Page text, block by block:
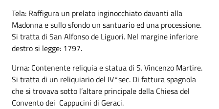
Tela: Raffigura un prelato inginocchiato davanti alla
Madonna e sullo sfondo un santuario ed una processione.
Si tratta di San Alfonso de Liguori. Nel margine inferiore
destro si legge: 1797.
Urna: Contenente reliquia e statua di S. Vincenzo Martire.
Si tratta di un reliquiario del IV°sec. Di fattura spagnola
che si trovava sotto l’altare principale della Chiesa del
Convento dei Cappucini di Geraci.